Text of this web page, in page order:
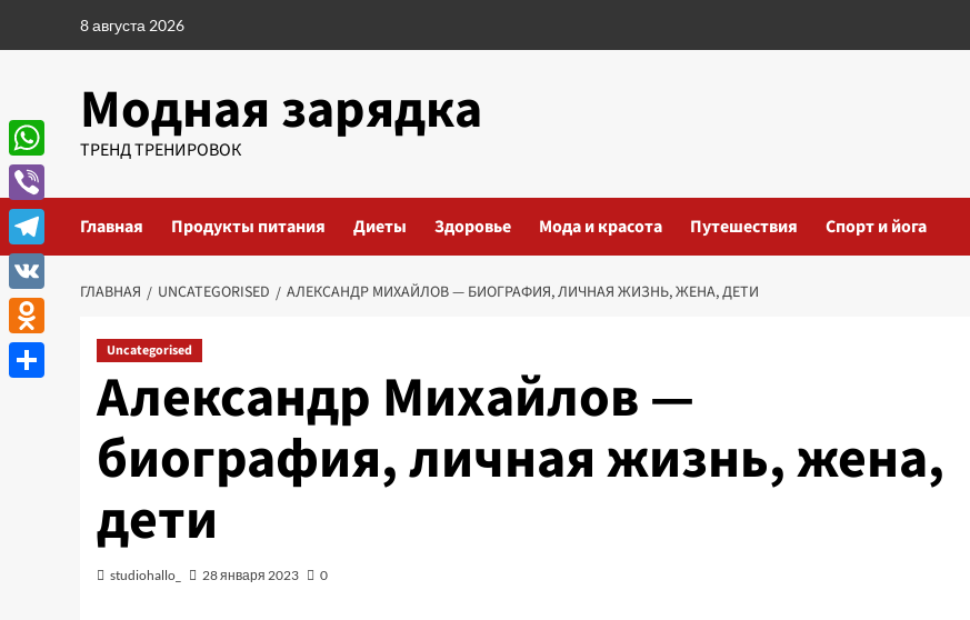
8 августа 2026
Модная зарядка
ТРЕНД ТРЕНИРОВОК
Главная Продукты питания Диеты Здоровье Мода и красота Путешествия Спорт и йога
ГЛАВНАЯ UNCATEGORISED АЛЕКСАНДР МИХАЙЛОВ — БИОГРАФИЯ, ЛИЧНАЯ ЖИЗНЬ, ЖЕНА, ДЕТИ
Uncategorised
Александр Михайлов —
биография, личная жизнь, жена,
дети
studiohallo_ 28 января 2023 0
WhatsApp
Viber
Telegram
VK
Odnoklassniki